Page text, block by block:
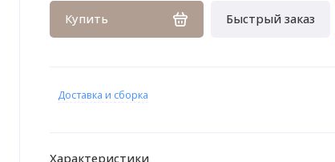
Купить Быстрый заказ
Доставка и сборка
Характеристики